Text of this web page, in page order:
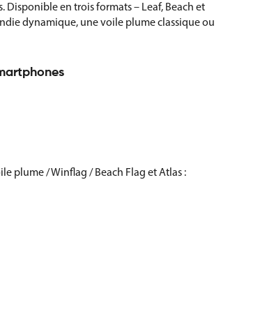
en trois formats – Leaf, Beach et
dynamique, une voile plume classique ou
plume / Winflag / Beach Flag et Atlas :